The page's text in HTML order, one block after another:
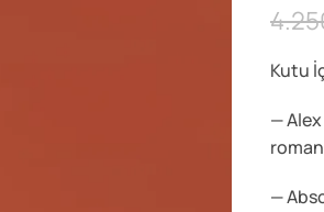
Kutu
—
—